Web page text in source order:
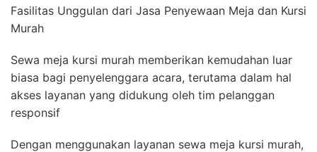
Fasilitas Unggulan dari Jasa Penyewaan Meja dan Kursi
Murah
Sewa meja kursi murah memberikan kemudahan luar
biasa bagi penyelenggara acara, terutama dalam hal
akses layanan yang didukung oleh tim pelanggan
responsif
Dengan menggunakan layanan sewa meja kursi murah,